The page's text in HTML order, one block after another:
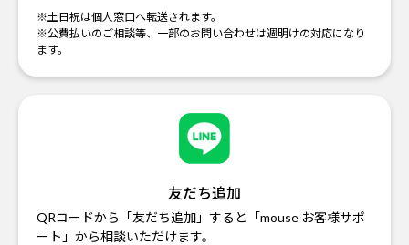
※土日祝は個人窓口へ転送されます。
※公費払いのご相談等、一部のお問い合わせは週明けの対応になり
ます。
友だち追加
QRコードから「友だち追加」すると「mouse お客様サポ
ート」から相談いただけます。